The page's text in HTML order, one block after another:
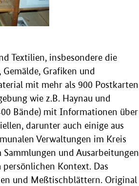
Textilien, insbesondere die
Grafiken und
mit mehr als 900 Postkarten
wie z.B. Haynau und
Bände) mit Informationen über
darunter auch einige aus
Verwaltungen im Kreis
und Ausarbeitungen
Kontext. Das
und Meßtischblättern. Original